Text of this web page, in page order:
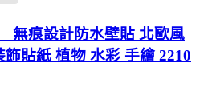
無痕設計防水壁貼 北歐風
貼紙 植物 水彩 手繪 2210